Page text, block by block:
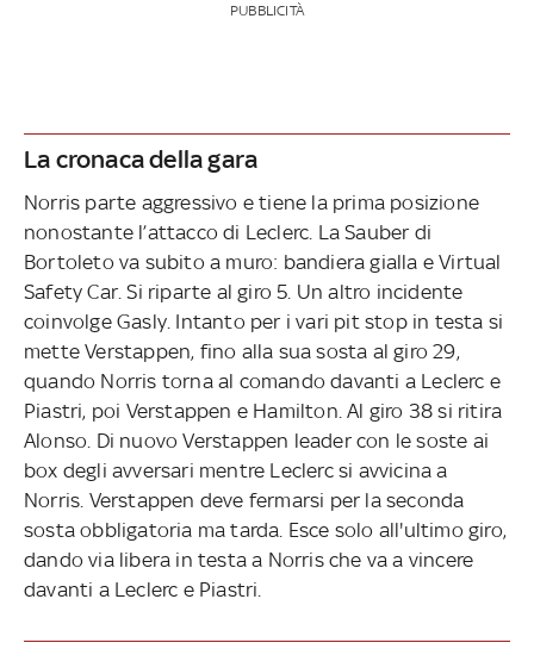
PUBBLICITÀ
La cronaca della gara
Norris parte aggressivo e tiene la prima posizione
nonostante l’attacco di Leclerc. La Sauber di
Bortoleto va subito a muro: bandiera gialla e Virtual
Safety Car. Si riparte al giro 5. Un altro incidente
coinvolge Gasly. Intanto per i vari pit stop in testa si
mette Verstappen, fino alla sua sosta al giro 29,
quando Norris torna al comando davanti a Leclerc e
Piastri, poi Verstappen e Hamilton. Al giro 38 si ritira
Alonso. Di nuovo Verstappen leader con le soste ai
box degli avversari mentre Leclerc si avvicina a
Norris. Verstappen deve fermarsi per la seconda
sosta obbligatoria ma tarda. Esce solo all'ultimo giro,
dando via libera in testa a Norris che va a vincere
davanti a Leclerc e Piastri.